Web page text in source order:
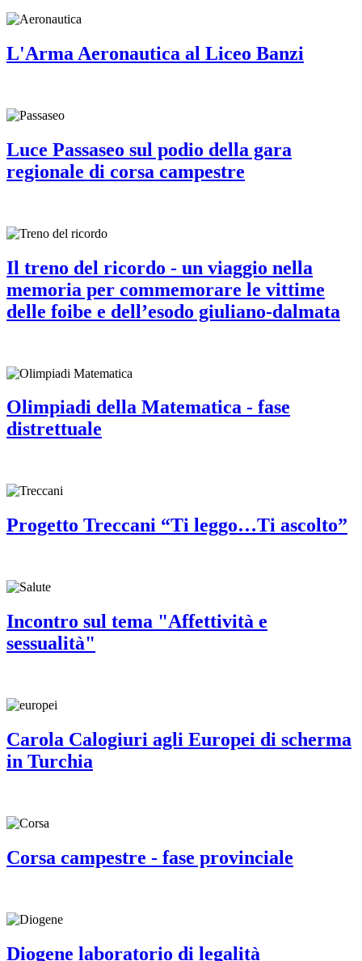
L'Arma Aeronautica al Liceo Banzi
Luce Passaseo sul podio della gara
regionale di corsa campestre
Il treno del ricordo - un viaggio nella
memoria per commemorare le vittime
delle foibe e dell’esodo giuliano-dalmata
Olimpiadi della Matematica - fase
distrettuale
Progetto Treccani “Ti leggo…Ti ascolto”
Incontro sul tema "Affettività e
sessualità"
Carola Calogiuri agli Europei di scherma
in Turchia
Corsa campestre - fase provinciale
Diogene laboratorio di legalità